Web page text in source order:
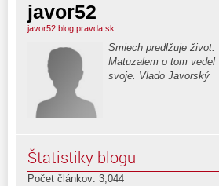
javor52
javor52.blog.pravda.sk
Smiech predlžuje život.
Matuzalem o tom vedel
svoje. Vlado Javorský
Štatistiky blogu
Počet článkov: 3,044